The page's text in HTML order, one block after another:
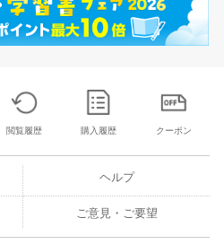
閲覧履歴 購入履歴 クーポン
ヘルプ
ご意見・ご要望